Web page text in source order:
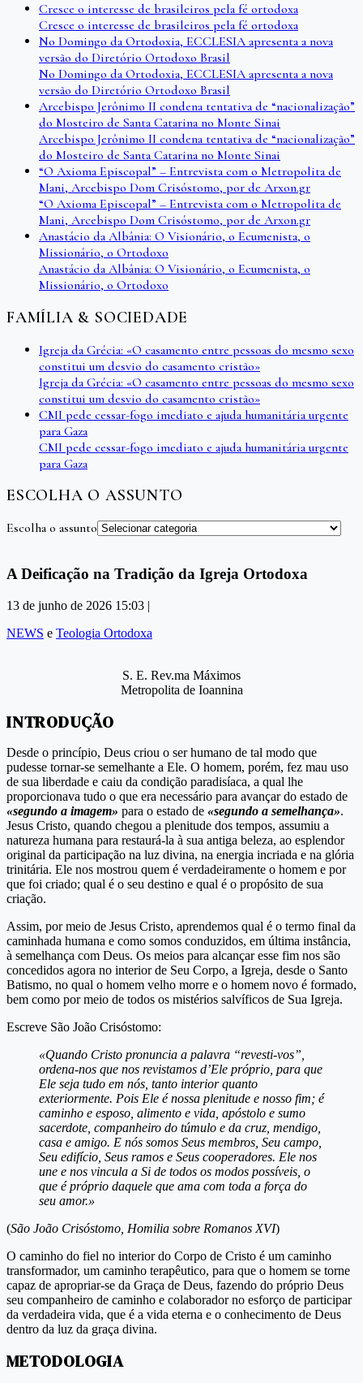
Cresce o interesse de brasileiros pela fé ortodoxa
Cresce o interesse de brasileiros pela fé ortodoxa
No Domingo da Ortodoxia, ECCLESIA apresenta a nova
versão do Diretório Ortodoxo Brasil
No Domingo da Ortodoxia, ECCLESIA apresenta a nova
versão do Diretório Ortodoxo Brasil
Arcebispo Jerônimo II condena tentativa de “nacionalização”
do Mosteiro de Santa Catarina no Monte Sinai
Arcebispo Jerônimo II condena tentativa de “nacionalização”
do Mosteiro de Santa Catarina no Monte Sinai
“O Axioma Episcopal” – Entrevista com o Metropolita de
Mani, Arcebispo Dom Crisóstomo, por de Arxon.gr
“O Axioma Episcopal” – Entrevista com o Metropolita de
Mani, Arcebispo Dom Crisóstomo, por de Arxon.gr
Anastácio da Albânia: O Visionário, o Ecumenista, o
Missionário, o Ortodoxo
Anastácio da Albânia: O Visionário, o Ecumenista, o
Missionário, o Ortodoxo
FAMÍLIA & SOCIEDADE
Igreja da Grécia: «O casamento entre pessoas do mesmo sexo
constitui um desvio do casamento cristão»
Igreja da Grécia: «O casamento entre pessoas do mesmo sexo
constitui um desvio do casamento cristão»
CMI pede cessar-fogo imediato e ajuda humanitária urgente
para Gaza
CMI pede cessar-fogo imediato e ajuda humanitária urgente
para Gaza
ESCOLHA O ASSUNTO
Escolha o assunto
A Deificação na Tradição da Igreja Ortodoxa
13 de junho de 2026 15:03 |
NEWS e Teologia Ortodoxa
S. E. Rev.ma Máximos
Metropolita de Ioannina
INTRODUÇÃO
Desde o princípio, Deus criou o ser humano de tal modo que
pudesse tornar-se semelhante a Ele. O homem, porém, fez mau uso
de sua liberdade e caiu da condição paradisíaca, a qual lhe
proporcionava tudo o que era necessário para avançar do estado de
«segundo a imagem» para o estado de «segundo a semelhança».
Jesus Cristo, quando chegou a plenitude dos tempos, assumiu a
natureza humana para restaurá-la à sua antiga beleza, ao esplendor
original da participação na luz divina, na energia incriada e na glória
trinitária. Ele nos mostrou quem é verdadeiramente o homem e por
que foi criado; qual é o seu destino e qual é o propósito de sua
criação.
Assim, por meio de Jesus Cristo, aprendemos qual é o termo final da
caminhada humana e como somos conduzidos, em última instância,
à semelhança com Deus. Os meios para alcançar esse fim nos são
concedidos agora no interior de Seu Corpo, a Igreja, desde o Santo
Batismo, no qual o homem velho morre e o homem novo é formado,
bem como por meio de todos os mistérios salvíficos de Sua Igreja.
Escreve São João Crisóstomo:
«Quando Cristo pronuncia a palavra “revesti-vos”,
ordena-nos que nos revistamos d’Ele próprio, para que
Ele seja tudo em nós, tanto interior quanto
exteriormente. Pois Ele é nossa plenitude e nosso fim; é
caminho e esposo, alimento e vida, apóstolo e sumo
sacerdote, companheiro do túmulo e da cruz, mendigo,
casa e amigo. E nós somos Seus membros, Seu campo,
Seu edifício, Seus ramos e Seus cooperadores. Ele nos
une e nos vincula a Si de todos os modos possíveis, o
que é próprio daquele que ama com toda a força do
seu amor.»
(São João Crisóstomo, Homilia sobre Romanos XVI)
O caminho do fiel no interior do Corpo de Cristo é um caminho
transformador, um caminho terapêutico, para que o homem se torne
capaz de apropriar-se da Graça de Deus, fazendo do próprio Deus
seu companheiro de caminho e colaborador no esforço de participar
da verdadeira vida, que é a vida eterna e o conhecimento de Deus
dentro da luz da graça divina.
METODOLOGIA